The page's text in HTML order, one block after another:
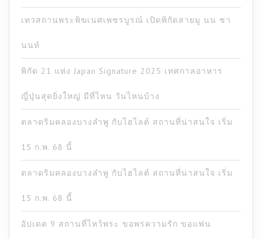
เทวสถานพระพิฆเนศเพชรบูรณ์ เปิดพิกัดสายมู นน ชา
นนท์
พิกัด 21 แห่ง Japan Signature 2025 เทศกาลอาหาร
ญี่ปุ่นสุดยิ่งใหญ่ มีที่ไหน วันไหนบ้าง
ตลาดริมคลองบางลำพู กับไฮไลต์ สถานที่น่าสนใจ เริ่ม
15 ก.พ. 68 นี้
ตลาดริมคลองบางลำพู กับไฮไลต์ สถานที่น่าสนใจ เริ่ม
15 ก.พ. 68 นี้
อัปเดต 9 สถานที่ไหว้พระ ขอพรความรัก ขอแฟน